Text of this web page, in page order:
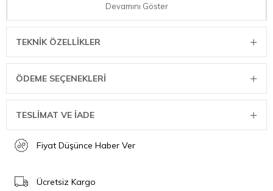
Devamını Göster
TEKNIK ÖZELLIKLER
ÖDEME SEÇENEKLERI
TESLİMAT VE İADE
Fiyat Düşünce Haber Ver
Ücretsiz Kargo